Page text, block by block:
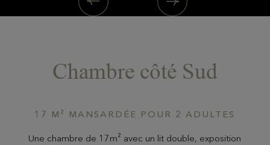
Chambre côté Sud
17 M² MANSARDÉE POUR 2 ADULTES
Une chambre de 17m² avec un lit double, exposition